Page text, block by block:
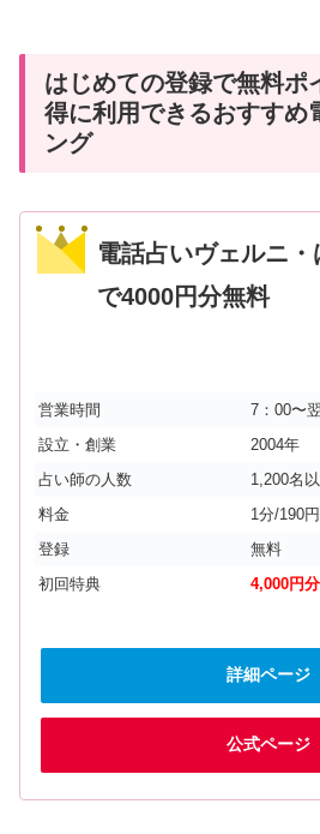
はじめての登録で無料ポ
得に利用できるおすすめ
ング
電話占いヴェルニ
で4000円分無料
営業時間
7：00〜
設立・創業
2004年
占い師の人数
1,200名
料金
1分/190
登録
無料
初回特典
4,000円
詳細ページ
公式ページ